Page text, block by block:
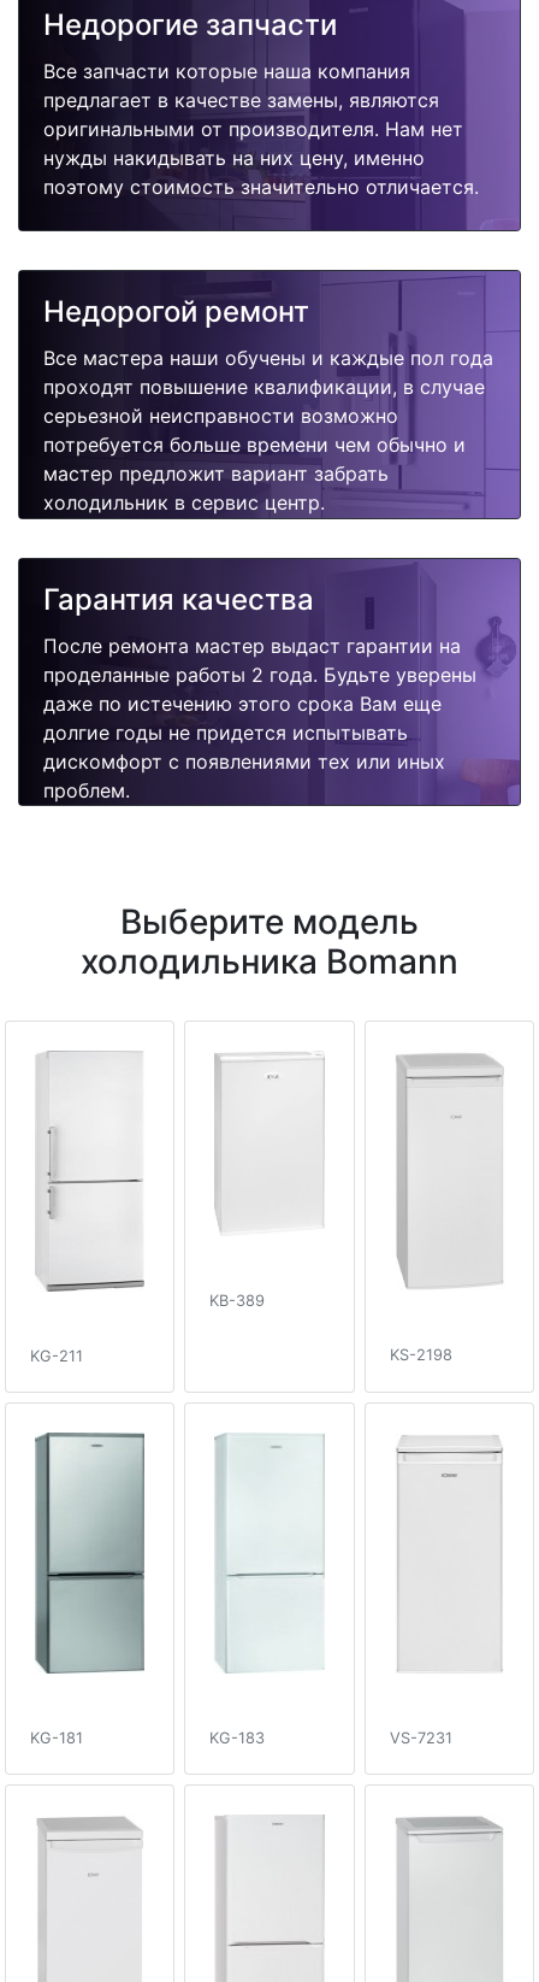
Недорогие запчасти
Все запчасти которые наша компания
предлагает в качестве замены, являются
оригинальными от производителя. Нам нет
нужды накидывать на них цену, именно
поэтому стоимость значительно отличается.
Недорогой ремонт
Все мастера наши обучены и каждые пол года
проходят повышение квалификации, в случае
серьезной неисправности возможно
потребуется больше времени чем обычно и
мастер предложит вариант забрать
холодильник в сервис центр.
Гарантия качества
После ремонта мастер выдаст гарантии на
проделанные работы 2 года. Будьте уверены
даже по истечению этого срока Вам еще
долгие годы не придется испытывать
дискомфорт с появлениями тех или иных
проблем.
Выберите модель
холодильника Bomann
KG-211
KB-389
KS-2198
KG-181 KG-183 VS-7231